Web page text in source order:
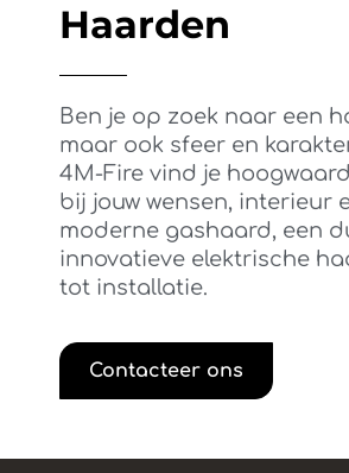
Haarden
Ben je op zoek naar een
maar ook sfeer en
4M-Fire vind je
bij jouw wensen, interieur
moderne gashaard, een
innovatieve elektrische
tot installatie.
Contacteer ons